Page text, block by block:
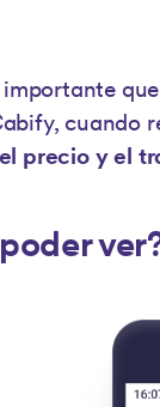
importante
cuando
precio y el